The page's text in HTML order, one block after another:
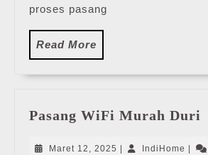
proses pasang
Read More
More
Pasang WiFi Murah Duri
Maret 12, 2025 Maret
IndiHome